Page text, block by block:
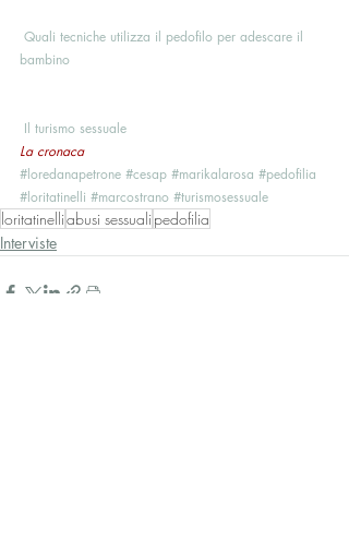
Quali tecniche utilizza il pedofilo per adescare il
bambino
Il turismo sessuale
La cronaca
#loredanapetrone #cesap #marikalarosa #pedofilia
#loritatinelli #marcostrano #turismosessuale
loritatinelliabusi sessuali pedofilia
Interviste